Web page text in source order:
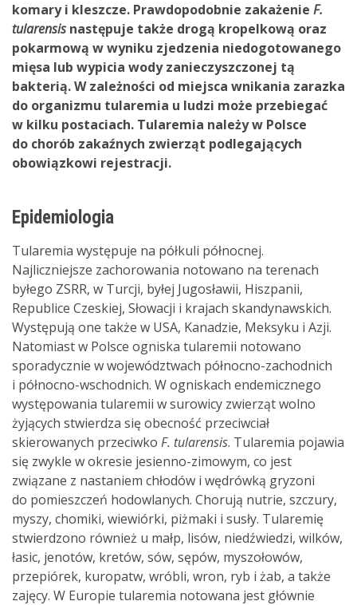
komary i kleszcze. Prawdopodobnie zakażenie F.
tularensisnastępuje także drogą kropelkową oraz
pokarmową w wyniku zjedzenia niedogotowanego
mięsa lub wypicia wody zanieczyszczonej tą
bakterią. W zależności od miejsca wnikania zarazka
do organizmu tularemia u ludzi może przebiegać
w kilku postaciach. Tularemia należy w Polsce
do chorób zakaźnych zwierząt podlegających
obowiązkowi rejestracji.
Epidemiologia
Tularemia występuje na półkuli północnej.
Najliczniejsze zachorowania notowano na terenach
byłego ZSRR, w Turcji, byłej Jugosławii, Hiszpanii,
Republice Czeskiej, Słowacji i krajach skandynawskich.
Występują one także w USA, Kanadzie, Meksyku i Azji.
Natomiast w Polsce ogniska tularemii notowano
sporadycznie w województwach północno-zachodnich
i północno-wschodnich. W ogniskach endemicznego
występowania tularemii w surowicy zwierząt wolno
żyjących stwierdza się obecność przeciwciał
skierowanych przeciwko F. tularensis. Tularemia pojawia
się zwykle w okresie jesienno-zimowym, co jest
związane z nastaniem chłodów i wędrówką gryzoni
do pomieszczeń hodowlanych. Chorują nutrie, szczury,
myszy, chomiki, wiewiórki, piżmaki i susły. Tularemię
stwierdzono również u małp, lisów, niedźwiedzi, wilków,
łasic, jenotów, kretów, sów, sępów, myszołowów,
przepiórek, kuropatw, wróbli, wron, ryb i żab, a także
zajęcy. W Europie tularemia notowana jest głównie